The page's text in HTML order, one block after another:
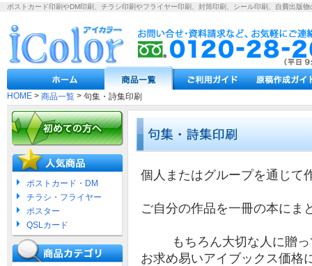
ポストカード印刷やDM印刷、チラシ印刷やフライヤー印刷、封筒印刷、シール印刷、自費出版物
HOME > 商品一覧 > 句集・詩集印刷
ポストカード・DM
チラシ・フライヤー
ポスター
QSLカード
個人またはグループを通じて
ご自分の作品を一冊の本にま
もちろん大切な人に贈
お求め易いアイブックス価格